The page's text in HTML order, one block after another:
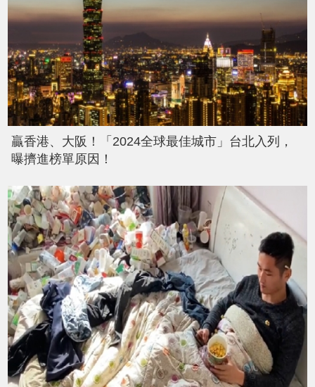
贏香港、大阪！「2024全球最佳城市」台北入列，
曝擠進榜單原因！